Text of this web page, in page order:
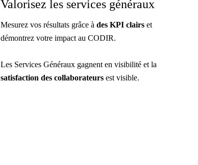
Valorisez les services généraux
Mesurez vos résultats grâce àdes KPI clairs et
démontrez votre impact au CODIR.
Les Services Généraux gagnent en visibilité et la
satisfaction des collaborateurs est visible.